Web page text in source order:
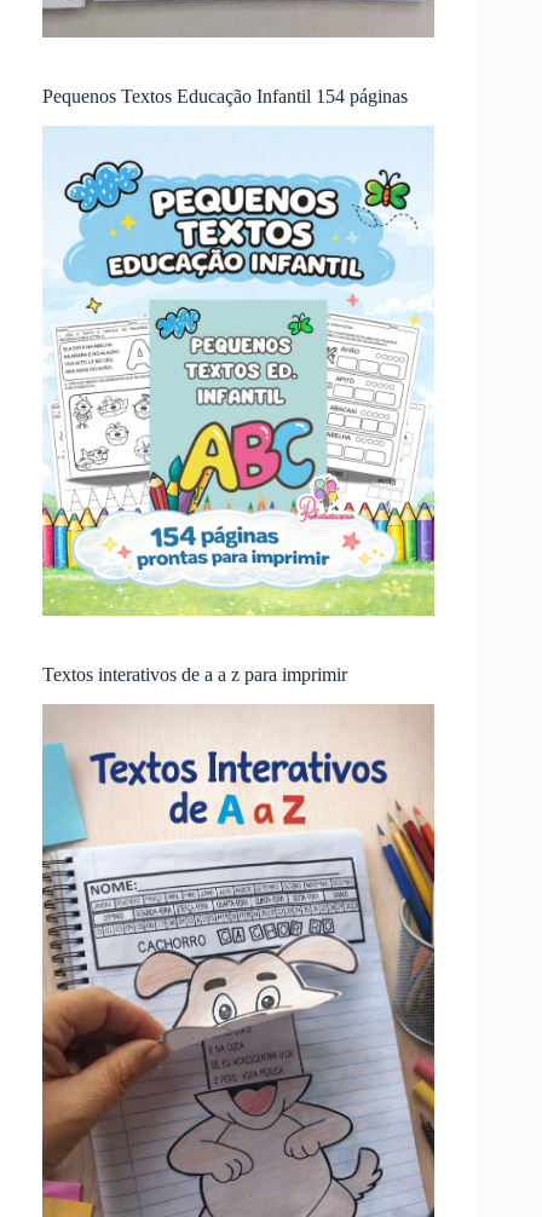
Pequenos Textos Educação Infantil 154 páginas
Textos interativos de a a z para imprimir